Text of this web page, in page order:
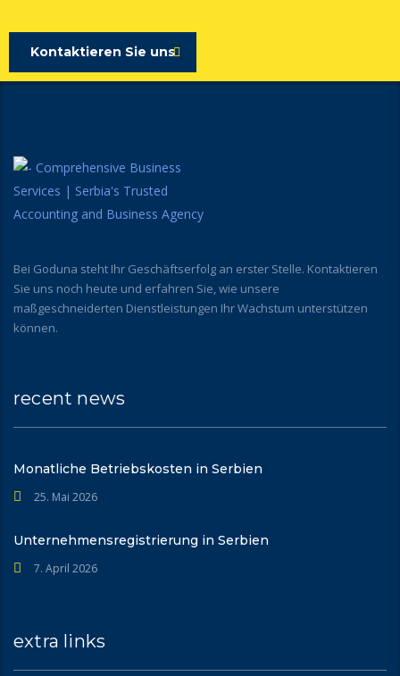
Kontaktieren Sie uns
Bei Goduna steht Ihr Geschäftserfolg an erster Stelle. Kontaktieren
Sie uns noch heute und erfahren Sie, wie unsere
maßgeschneiderten Dienstleistungen Ihr Wachstum unterstützen
können.
recent news
Monatliche Betriebskosten in Serbien
25. Mai 2026
Unternehmensregistrierung in Serbien
7. April 2026
extra links